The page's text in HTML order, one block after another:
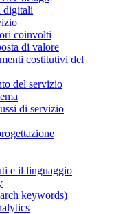
digitali
coinvolti
di valore
costitutivi del
del servizio
di servizio
e il linguaggio
keywords)